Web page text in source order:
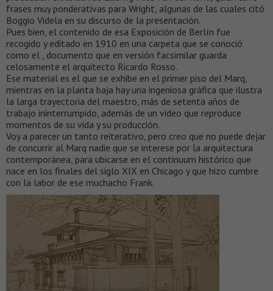
frases muy ponderativas para Wright, algunas de las cuales citó
Boggio Videla en su discurso de la presentación.
Pues bien, el contenido de esa Exposición de Berlín fue
recogido y editado en 1910 en una carpeta que se conoció
como el , documento que en versión facsimilar guarda
celosamente el arquitecto Ricardo Rosso.
Ese material es el que se exhibe en el primer piso del Marq,
mientras en la planta baja hay una ingeniosa gráfica que ilustra
la larga trayectoria del maestro, más de setenta años de
trabajo ininterrumpido, además de un video que reproduce
momentos de su vida y su producción.
Voy a parecer un tanto reiterativo, pero creo que no puede dejar
de concurrir al Marq nadie que se interese por la arquitectura
contemporánea, para ubicarse en el continuum histórico que
nace en los finales del siglo XIX en Chicago y que hizo cumbre
con la labor de ese muchacho Frank.